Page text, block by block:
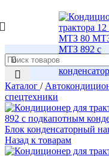
Каталог /
спецтехники
Блок конденсаторный
Назад к товарам